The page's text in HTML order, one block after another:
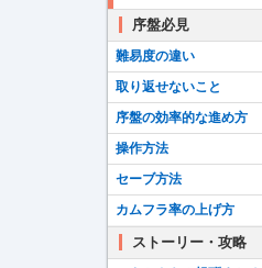
序盤必見
難易度の違い
取り返せないこと
序盤の効率的な進め方
操作方法
セーブ方法
カムフラ率の上げ方
ストーリー・攻略